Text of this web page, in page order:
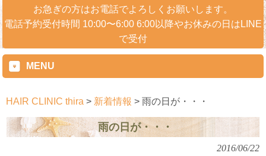
お急ぎの方はお電話でよろしくお願いします。
電話予約受付時間 10:00〜6:00 6:00以降やお休みの日はLINE
で受付
MENU
HAIR CLINIC thira > 新着情報 > 雨の日が・・・
雨の日が・・・
2016/06/22